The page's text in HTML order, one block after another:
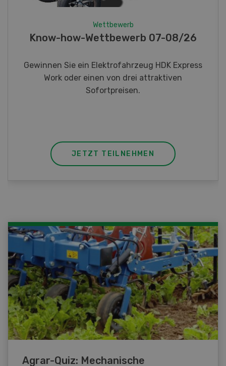
Fotorätsel 07-08/26
Gewinnen Sie eines von fünf LANDI
Taschenmessern
JETZT TEILNEHMEN
Agrar-Quiz: Mechanische